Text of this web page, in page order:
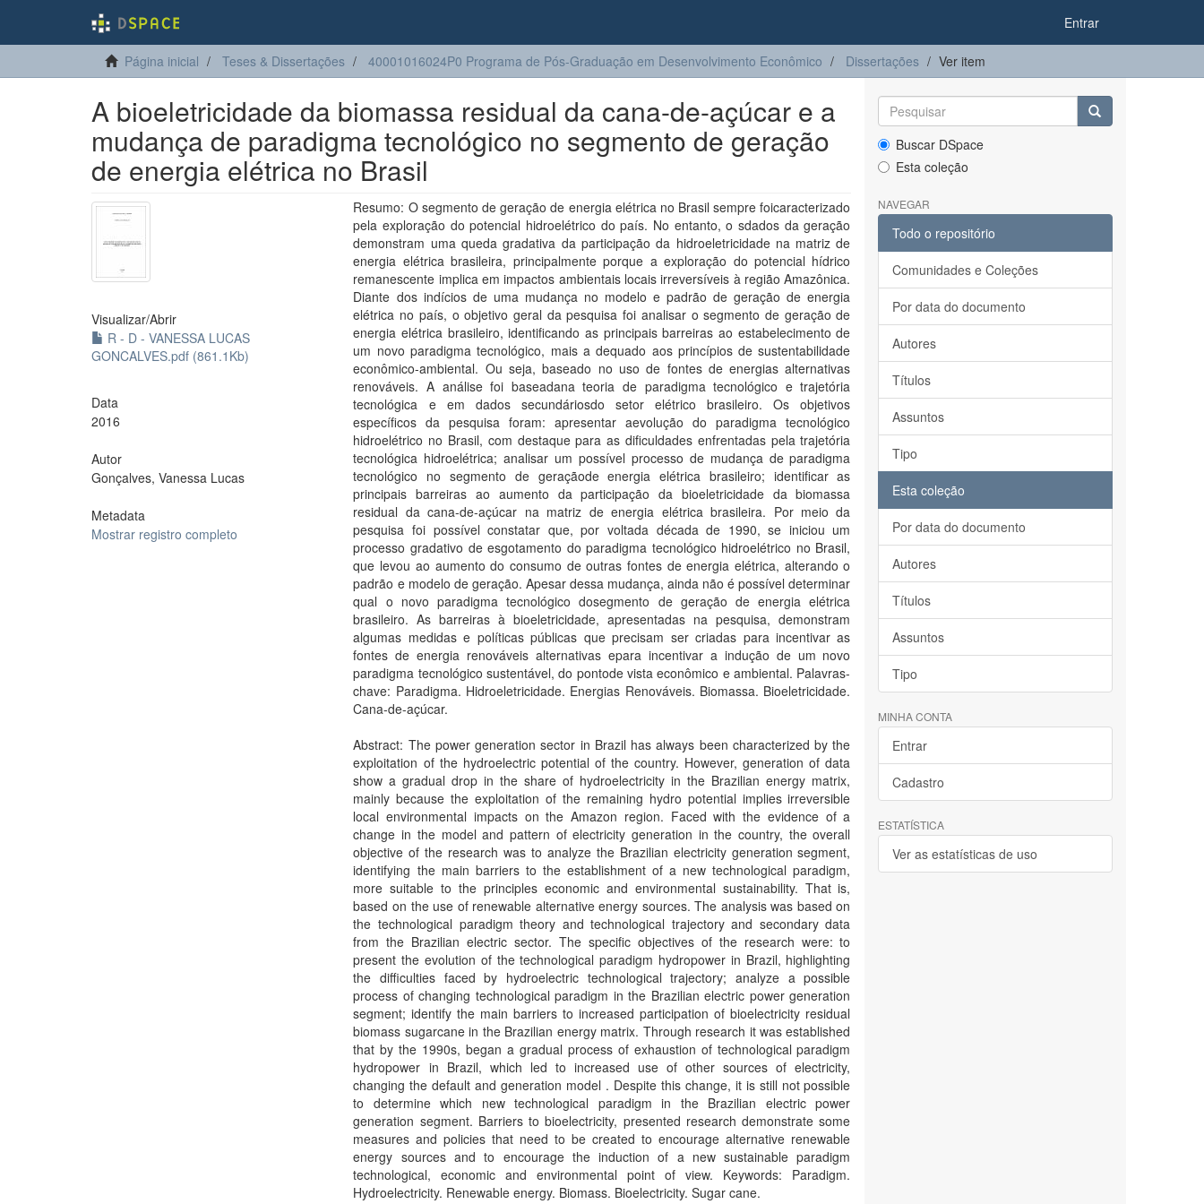
Entrar
Página inicial Teses & Dissertações 40001016024P0 Programa de Pós-Graduação em Desenvolvimento Econômico Dissertações Ver item
A bioeletricidade da biomassa residual da cana-de-açúcar e a
mudança de paradigma tecnológico no segmento de geração
de energia elétrica no Brasil
Visualizar/Abrir
R - D - VANESSA LUCAS
GONCALVES.pdf (861.1Kb)
Data
2016
Autor
Gonçalves, Vanessa Lucas
Metadata
Mostrar registro completo
Resumo: O segmento de geração de energia elétrica no Brasil sempre foicaracterizado
pela exploração do potencial hidroelétrico do país. No entanto, o sdados da geração
demonstram uma queda gradativa da participação da hidroeletricidade na matriz de
energia elétrica brasileira, principalmente porque a exploração do potencial hídrico
remanescente implica em impactos ambientais locais irreversíveis à região Amazônica.
Diante dos indícios de uma mudança no modelo e padrão de geração de energia
elétrica no país, o objetivo geral da pesquisa foi analisar o segmento de geração de
energia elétrica brasileiro, identificando as principais barreiras ao estabelecimento de
um novo paradigma tecnológico, mais a dequado aos princípios de sustentabilidade
econômico-ambiental. Ou seja, baseado no uso de fontes de energias alternativas
renováveis. A análise foi baseadana teoria de paradigma tecnológico e trajetória
tecnológica e em dados secundáriosdo setor elétrico brasileiro. Os objetivos
específicos da pesquisa foram: apresentar aevolução do paradigma tecnológico
hidroelétrico no Brasil, com destaque para as dificuldades enfrentadas pela trajetória
tecnológica hidroelétrica; analisar um possível processo de mudança de paradigma
tecnológico no segmento de geraçãode energia elétrica brasileiro; identificar as
principais barreiras ao aumento da participação da bioeletricidade da biomassa
residual da cana-de-açúcar na matriz de energia elétrica brasileira. Por meio da
pesquisa foi possível constatar que, por voltada década de 1990, se iniciou um
processo gradativo de esgotamento do paradigma tecnológico hidroelétrico no Brasil,
que levou ao aumento do consumo de outras fontes de energia elétrica, alterando o
padrão e modelo de geração. Apesar dessa mudança, ainda não é possível determinar
qual o novo paradigma tecnológico dosegmento de geração de energia elétrica
brasileiro. As barreiras à bioeletricidade, apresentadas na pesquisa, demonstram
algumas medidas e políticas públicas que precisam ser criadas para incentivar as
fontes de energia renováveis alternativas epara incentivar a indução de um novo
paradigma tecnológico sustentável, do pontode vista econômico e ambiental. Palavras-
chave: Paradigma. Hidroeletricidade. Energias Renováveis. Biomassa. Bioeletricidade.
Cana-de-açúcar.
Abstract: The power generation sector in Brazil has always been characterized by the
exploitation of the hydroelectric potential of the country. However, generation of data
show a gradual drop in the share of hydroelectricity in the Brazilian energy matrix,
mainly because the exploitation of the remaining hydro potential implies irreversible
local environmental impacts on the Amazon region. Faced with the evidence of a
change in the model and pattern of electricity generation in the country, the overall
objective of the research was to analyze the Brazilian electricity generation segment,
identifying the main barriers to the establishment of a new technological paradigm,
more suitable to the principles economic and environmental sustainability. That is,
based on the use of renewable alternative energy sources. The analysis was based on
the technological paradigm theory and technological trajectory and secondary data
from the Brazilian electric sector. The specific objectives of the research were: to
present the evolution of the technological paradigm hydropower in Brazil, highlighting
the difficulties faced by hydroelectric technological trajectory; analyze a possible
process of changing technological paradigm in the Brazilian electric power generation
segment; identify the main barriers to increased participation of bioelectricity residual
biomass sugarcane in the Brazilian energy matrix. Through research it was established
that by the 1990s, began a gradual process of exhaustion of technological paradigm
hydropower in Brazil, which led to increased use of other sources of electricity,
changing the default and generation model . Despite this change, it is still not possible
to determine which new technological paradigm in the Brazilian electric power
generation segment. Barriers to bioelectricity, presented research demonstrate some
measures and policies that need to be created to encourage alternative renewable
energy sources and to encourage the induction of a new sustainable paradigm
technological, economic and environmental point of view. Keywords: Paradigm.
Hydroelectricity. Renewable energy. Biomass. Bioelectricity. Sugar cane.
Buscar DSpace
Esta coleção
NAVEGAR
Todo o repositório
Comunidades e Coleções
Por data do documento
Autores
Títulos
Assuntos
Tipo
Esta coleção
Por data do documento
Autores
Títulos
Assuntos
Tipo
MINHA CONTA
Entrar
Cadastro
ESTATÍSTICA
Ver as estatísticas de uso